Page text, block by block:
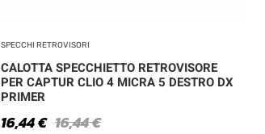
SPECCHI RETROVISORI
CALOTTA SPECCHIETTO RETROVISORE
PER CAPTUR CLIO 4 MICRA 5 DESTRO DX
PRIMER
16,44€
16,44€